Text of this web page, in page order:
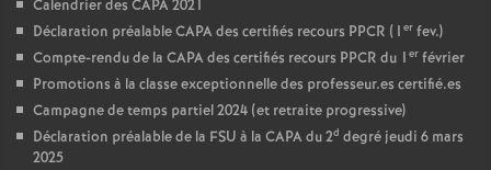
Calendrier des CAPA 2021
Déclaration préalable CAPA des certifiés recours PPCR (1 er fev.)
Compte-rendu de la CAPA des certifiés recours PPCR du 1 er février
Promotions à la classe exceptionnelle des professeur.es certifié.es
Campagne de temps partiel 2024 (et retraite progressive)
Déclaration préalable de la FSU à la CAPA du 2d degré jeudi 6 mars
2025